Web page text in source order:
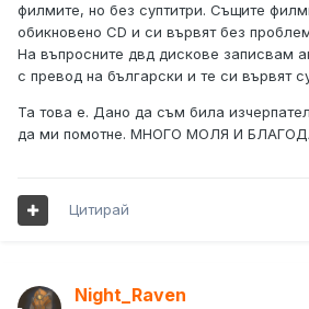
филмите, но без суптитри. Същите
обикновено CD и си вървят без
На въпросните двд дискове записвам
с превод на български и те си вървят
Та това е. Дано да съм била
да ми помотне. МНОГО МОЛЯ И
Цитирай
Night_Raven